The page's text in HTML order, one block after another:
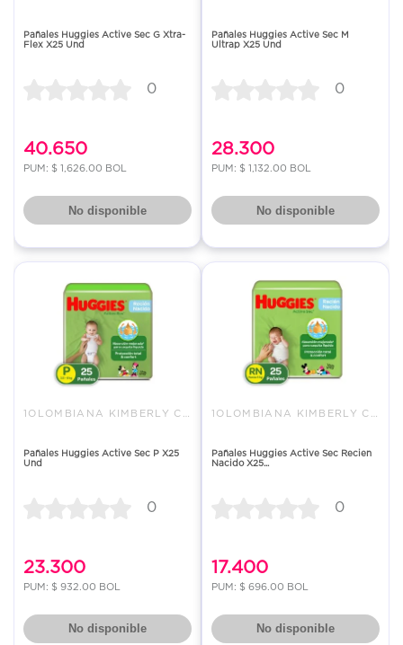
Pañales Huggies Active Sec G Xtra-
Flex X25 Und
0
40.650
PUM: $ 1,626.00 BOL
No disponible
Pañales Huggies Active Sec M
Ultrap X25 Und
0
28.300
PUM: $ 1,132.00 BOL
No disponible
Pañales Huggies Active Sec P X25
Und
0
23.300
PUM: $ 932.00 BOL
No disponible
Pañales Huggies Active Sec Recien
Nacido X25...
0
17.400
PUM: $ 696.00 BOL
No disponible